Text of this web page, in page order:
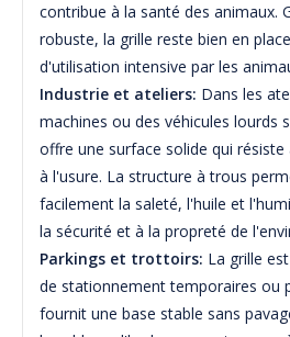
contribue à la santé des animaux.
robuste, la grille reste bien en
d'utilisation intensive par les
Industrie et ateliers: Dans les
machines ou des véhicules lourds
offre une surface solide qui
à l'usure. La structure à trous
facilement la saleté, l'huile et
la sécurité et à la propreté de
Parkings et trottoirs: La grille
de stationnement temporaires ou
fournit une base stable sans